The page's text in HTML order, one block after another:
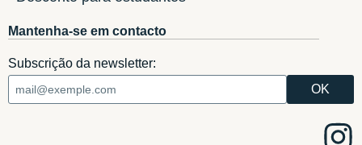
Mantenha-se em contacto
Subscrição da newsletter: